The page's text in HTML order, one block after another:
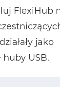
FlexiHub
jako
USB.